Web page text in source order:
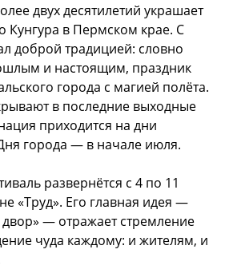
двух десятилетий украшает
Кунгура в Пермском крае. С
доброй традицией: словно
и настоящим, праздник
города с магией полёта.
в последние выходные
приходится на дни
города — в начале июля.
развернётся с 4 по 11
«Труд». Его главная идея —
— отражает стремление
чуда каждому: и жителям, и